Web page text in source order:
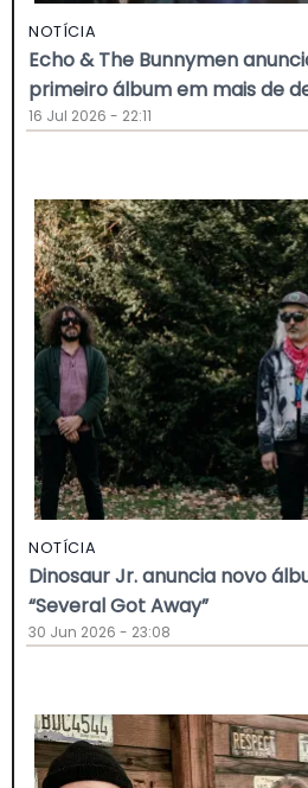
NOTÍCIA
Echo & The Bunnymen
primeiro álbum em mais de
16 Jul 2026 - 22:11
NOTÍCIA
Dinosaur Jr. anuncia novo
“Several Got Away”
30 Jun 2026 - 23:08